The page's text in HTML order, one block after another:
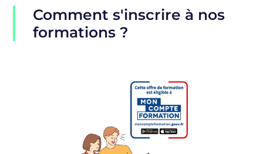
Comment s'inscrire à nos
formations ?